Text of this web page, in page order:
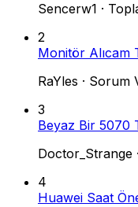
Sencerw1 ·
2
Monitör Alıcam
RaYles · Sorum
3
Beyaz Bir 5070
Doctor_Strange ·
4
Huawei Saat